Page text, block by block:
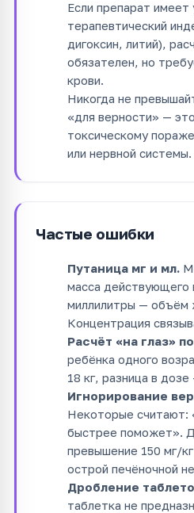
Если препарат имеет
терапевтический
дигоксин, литий),
обязателен, но
крови.
Никогда не
«для верности» —
токсическому
или нервной системы.
Частые ошибки
Путаница мг и мл.
масса действующего
миллилитры — объём
Концентрация
Расчёт «на глаз»
ребёнка одного
18 кг, разница в
Игнорирование
Некоторые считают:
быстрее поможет».
превышение 150 мг/
острой печёночной
Дробление
таблетка не